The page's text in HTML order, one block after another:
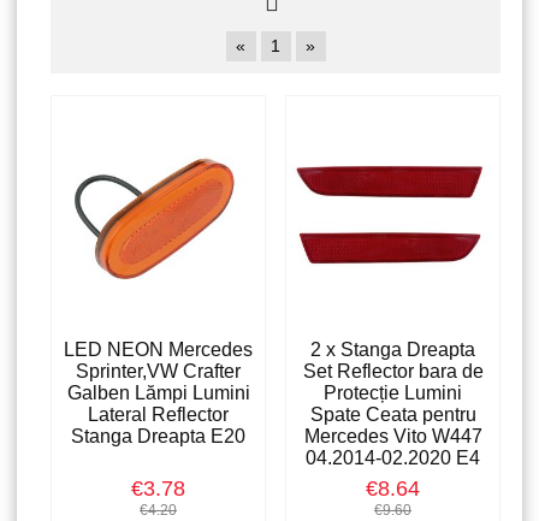
« 1 »
LED NEON Mercedes
Sprinter,VW Crafter
Galben Lămpi Lumini
Lateral Reflector
Stanga Dreapta E20
€3.78
€4.20
2 x Stanga Dreapta
Set Reflector bara de
Protecție Lumini
Spate Ceata pentru
Mercedes Vito W447
04.2014-02.2020 E4
€8.64
€9.60